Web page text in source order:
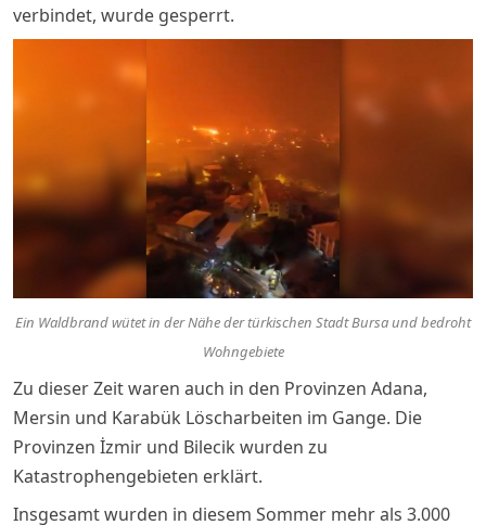
verbindet, wurde gesperrt.
Ein Waldbrand wütet in der Nähe der türkischen Stadt Bursa und bedroht
Wohngebiete
Zu dieser Zeit waren auch in den Provinzen Adana,
Mersin und Karabük Löscharbeiten im Gange. Die
Provinzen İzmir und Bilecik wurden zu
Katastrophengebieten erklärt.
Insgesamt wurden in diesem Sommer mehr als 3.000